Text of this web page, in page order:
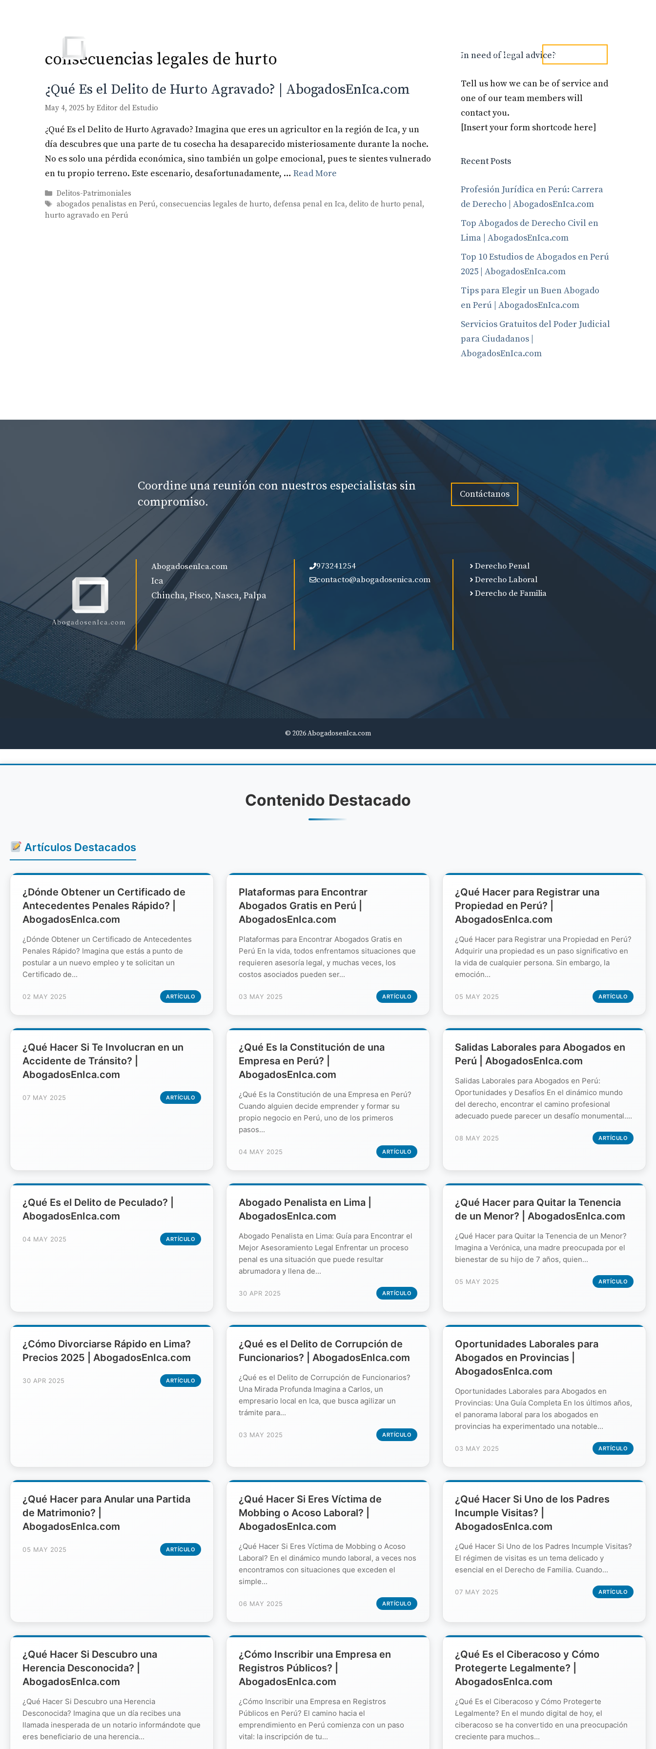
Blog Contacto tel. 973241254
consecuencias legales de hurto
¿Qué Es el Delito de Hurto Agravado? | AbogadosEnIca.com
May 4, 2025 by Editor del Estudio
¿Qué Es el Delito de Hurto Agravado? Imagina que eres un agricultor en la región de Ica, y un
día descubres que una parte de tu cosecha ha desaparecido misteriosamente durante la noche.
No es solo una pérdida económica, sino también un golpe emocional, pues te sientes vulnerado
en tu propio terreno. Este escenario, desafortunadamente, … Read More
Categories
Delitos-Patrimoniales
Tags
abogados penalistas en Perú,consecuencias legales de hurto,defensa penal en Ica,delito de hurto penal,
hurto agravado en Perú
In need of legal advice?
Tell us how we can be of service and
one of our team members will
contact you.
[Insert your form shortcode here]
Recent Posts
Profesión Jurídica en Perú: Carrera
de Derecho | AbogadosEnIca.com
Top Abogados de Derecho Civil en
Lima | AbogadosEnIca.com
Top 10 Estudios de Abogados en Perú
2025 | AbogadosEnIca.com
Tips para Elegir un Buen Abogado
en Perú | AbogadosEnIca.com
Servicios Gratuitos del Poder Judicial
para Ciudadanos |
AbogadosEnIca.com
Coordine una reunión con nuestros especialistas sin
compromiso.
Contáctanos
AbogadosenIca.com
Ica
Chincha, Pisco, Nasca, Palpa
973241254
contacto@abogadosenica.com
Derecho Penal
Derecho Laboral
Derecho de Familia
© 2026 AbogadosenIca.com
Contenido Destacado
Artículos Destacados
¿Dónde Obtener un Certificado de
Antecedentes Penales Rápido? |
AbogadosEnIca.com
¿Dónde Obtener un Certificado de Antecedentes
Penales Rápido? Imagina que estás a punto de
postular a un nuevo empleo y te solicitan un
Certificado de...
02 MAY 2025 ARTÍCULO
Plataformas para Encontrar
Abogados Gratis en Perú |
AbogadosEnIca.com
Plataformas para Encontrar Abogados Gratis en
Perú En la vida, todos enfrentamos situaciones que
requieren asesoría legal, y muchas veces, los
costos asociados pueden ser...
03 MAY 2025 ARTÍCULO
¿Qué Hacer para Registrar una
Propiedad en Perú? |
AbogadosEnIca.com
¿Qué Hacer para Registrar una Propiedad en Perú?
Adquirir una propiedad es un paso significativo en
la vida de cualquier persona. Sin embargo, la
emoción...
05 MAY 2025 ARTÍCULO
¿Qué Hacer Si Te Involucran en un
Accidente de Tránsito? |
AbogadosEnIca.com
07 MAY 2025 ARTÍCULO
¿Qué Es la Constitución de una
Empresa en Perú? |
AbogadosEnIca.com
¿Qué Es la Constitución de una Empresa en Perú?
Cuando alguien decide emprender y formar su
propio negocio en Perú, uno de los primeros
pasos...
04 MAY 2025 ARTÍCULO
Salidas Laborales para Abogados en
Perú | AbogadosEnIca.com
Salidas Laborales para Abogados en Perú:
Oportunidades y Desafíos En el dinámico mundo
del derecho, encontrar el camino profesional
adecuado puede parecer un desafío monumental....
08 MAY 2025 ARTÍCULO
¿Qué Es el Delito de Peculado? |
AbogadosEnIca.com
04 MAY 2025 ARTÍCULO
Abogado Penalista en Lima |
AbogadosEnIca.com
Abogado Penalista en Lima: Guía para Encontrar el
Mejor Asesoramiento Legal Enfrentar un proceso
penal es una situación que puede resultar
abrumadora y llena de...
30 APR 2025 ARTÍCULO
¿Qué Hacer para Quitar la Tenencia
de un Menor? | AbogadosEnIca.com
¿Qué Hacer para Quitar la Tenencia de un Menor?
Imagina a Verónica, una madre preocupada por el
bienestar de su hijo de 7 años, quien...
05 MAY 2025 ARTÍCULO
¿Cómo Divorciarse Rápido en Lima?
Precios 2025 | AbogadosEnIca.com
30 APR 2025 ARTÍCULO
¿Qué es el Delito de Corrupción de
Funcionarios? | AbogadosEnIca.com
¿Qué es el Delito de Corrupción de Funcionarios?
Una Mirada Profunda Imagina a Carlos, un
empresario local en Ica, que busca agilizar un
trámite para...
03 MAY 2025 ARTÍCULO
Oportunidades Laborales para
Abogados en Provincias |
AbogadosEnIca.com
Oportunidades Laborales para Abogados en
Provincias: Una Guía Completa En los últimos años,
el panorama laboral para los abogados en
provincias ha experimentado una notable...
03 MAY 2025 ARTÍCULO
¿Qué Hacer para Anular una Partida
de Matrimonio? |
AbogadosEnIca.com
05 MAY 2025 ARTÍCULO
¿Qué Hacer Si Eres Víctima de
Mobbing o Acoso Laboral? |
AbogadosEnIca.com
¿Qué Hacer Si Eres Víctima de Mobbing o Acoso
Laboral? En el dinámico mundo laboral, a veces nos
encontramos con situaciones que exceden el
simple...
06 MAY 2025 ARTÍCULO
¿Qué Hacer Si Uno de los Padres
Incumple Visitas? |
AbogadosEnIca.com
¿Qué Hacer Si Uno de los Padres Incumple Visitas?
El régimen de visitas es un tema delicado y
esencial en el Derecho de Familia. Cuando...
07 MAY 2025 ARTÍCULO
¿Qué Hacer Si Descubro una
Herencia Desconocida? |
AbogadosEnIca.com
¿Qué Hacer Si Descubro una Herencia
Desconocida? Imagina que un día recibes una
llamada inesperada de un notario informándote que
eres beneficiario de una herencia...
¿Cómo Inscribir una Empresa en
Registros Públicos? |
AbogadosEnIca.com
¿Cómo Inscribir una Empresa en Registros
Públicos en Perú? El camino hacia el
emprendimiento en Perú comienza con un paso
vital: la inscripción de tu...
¿Qué Es el Ciberacoso y Cómo
Protegerte Legalmente? |
AbogadosEnIca.com
¿Qué Es el Ciberacoso y Cómo Protegerte
Legalmente? En el mundo digital de hoy, el
ciberacoso se ha convertido en una preocupación
creciente para muchos...